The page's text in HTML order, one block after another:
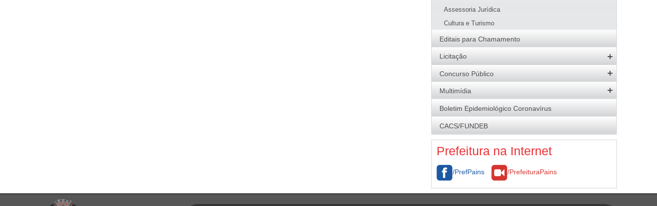
Licenciamento Ambiental
Download
Fiscalização
Galeria de Imagens
Assessoria Jurídica
Cultura e Turismo
Editais para Chamamento
Licitação
Editais Abertos
Atas de Registro de Preços
Resultados
Economia para o Município
Contratos
Concurso Público
Concursos Abertos
Resultados
Multimídia
Galeria de Fotos
Brasão
Boletim Epidemiológico Coronavírus
CACS/FUNDEB
Prefeitura na Internet
/PrefPains /PrefeituraPains